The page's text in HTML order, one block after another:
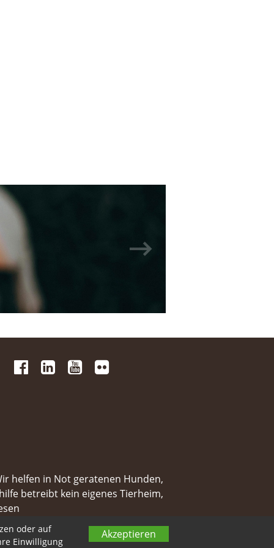
helfen in Not geratenen Hunden,
betreibt kein eigenes Tierheim,
oder auf
Einwilligung
Akzeptieren